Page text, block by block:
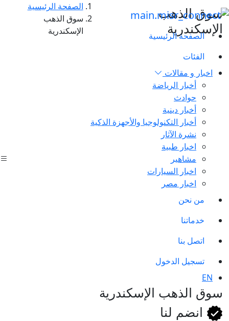
الصفحة الرئيسية
الفئات
اخبار و مقالات
أخبار الرياضة
حوادث
أخبار دينية
أخبار التكنولوجيا والأجهزة الذكية
نشرة الآثار
اخبار طبية
مشاهير
اخبار السيارات
اخبار مصر
من نحن
خدماتنا
اتصل بنا
تسجيل الدخول
EN
سوق الذهب
الإسكندرية
الصفحة الرئيسية
سوق الذهب
الإسكندرية
سوق الذهب الإسكندرية
انضم لنا